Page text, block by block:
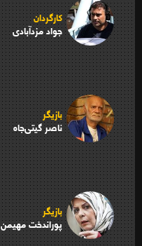
کارگردان
جواد مزدآبادی
بازیگر
ناصر گیتی‌جاه
بازیگر
پوراندخت مهیمن